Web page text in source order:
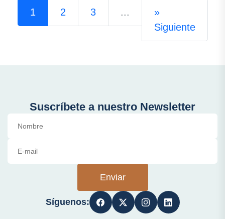
1 2 3 ...
»
Siguiente
Suscríbete a nuestro Newsletter
Enviar
Síguenos: